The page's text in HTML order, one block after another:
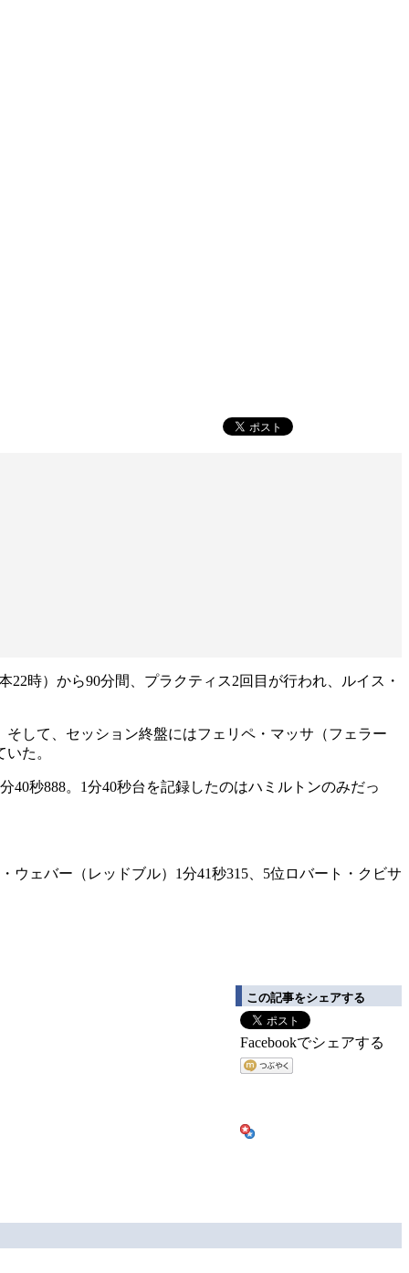
22時）から90分間、プラクティス2回目が行われ、ルイス・
して、セッション終盤にはフェリペ・マッサ（フェラー
た。
秒888。1分40秒台を記録したのはハミルトンのみだっ
ウェバー（レッドブル）1分41秒315、5位ロバート・クビサ
この記事をシェアする
Facebookでシェアする